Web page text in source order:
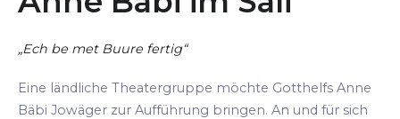
„Ech be met Buure fertig“
Eine ländliche Theatergruppe möchte Gotthelfs Anne
Bäbi Jowäger zur Aufführung bringen. An und für sich